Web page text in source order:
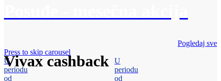
Vivax cashback
Pogledaj sve
Press to skip carousel
U
periodu
od
U
periodu
od